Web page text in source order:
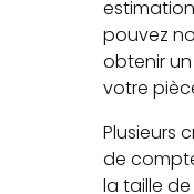
pouvez
obtenir
votre
Plusieurs
de
la taille de